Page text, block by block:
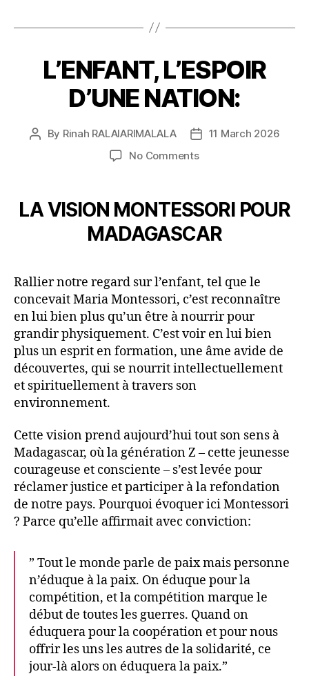
L’ENFANT, L’ESPOIR
D’UNE NATION:
By Rinah RALAIARIMALALA
11 March 2026
No Comments
LA VISION MONTESSORI POUR
MADAGASCAR
Rallier notre regard sur l’enfant, tel que le
concevait Maria Montessori, c’est reconnaître
en lui bien plus qu’un être à nourrir pour
grandir physiquement. C’est voir en lui bien
plus un esprit en formation, une âme avide de
découvertes, qui se nourrit intellectuellement
et spirituellement à travers son
environnement.
Cette vision prend aujourd’hui tout son sens à
Madagascar, où la génération Z – cette jeunesse
courageuse et consciente – s’est levée pour
réclamer justice et participer à la refondation
de notre pays. Pourquoi évoquer ici Montessori
? Parce qu’elle affirmait avec conviction:
” Tout le monde parle de paix mais personne
n’éduque à la paix. On éduque pour la
compétition, et la compétition marque le
début de toutes les guerres. Quand on
éduquera pour la coopération et pour nous
offrir les uns les autres de la solidarité, ce
jour-là alors on éduquera la paix.”